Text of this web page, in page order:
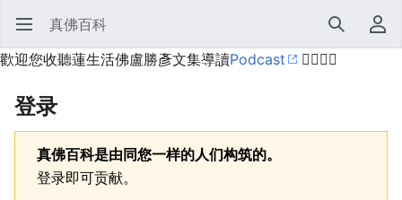
打开主菜单 真佛百科 搜索
用户菜单
歡迎您收聽蓮生活佛盧勝彥文集導讀Podcast 🙋‍♂️🙋‍♀️
登录
真佛百科是由同您一样的人们构筑的。
登录即可贡献。